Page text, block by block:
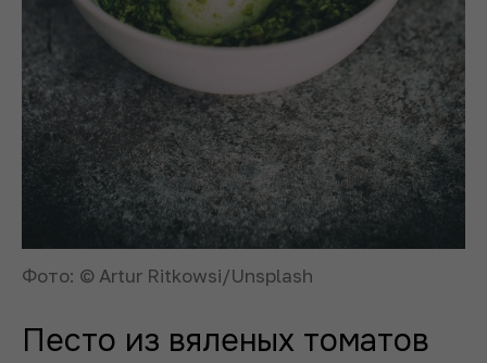
Фото: © Artur Ritkowsi/Unsplash
Песто из вяленых томатов